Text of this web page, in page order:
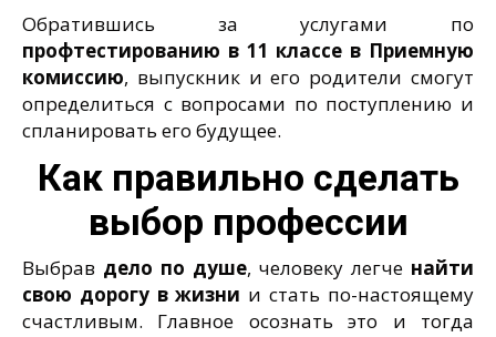
Обратившись за услугами по
профтестированию в 11 классе в Приемную
комиссию, выпускник и его родители смогут
определиться с вопросами по поступлению и
спланировать его будущее.
Как правильно сделать
выбор профессии
Выбрав дело по душе, человеку легче найти
свою дорогу в жизни и стать по-настоящему
счастливым. Главное осознать это и тогда